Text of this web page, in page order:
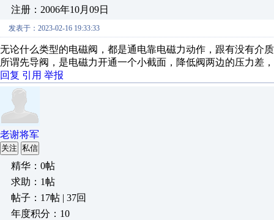
注册：2006年10月09日
发表于：2023-02-16 19:33:33
无论什么类型的电磁阀，都是通电靠电磁力动作，跟有没有介
所谓先导阀，是电磁力开通一个小截面，降低阀两边的压力差
回复 引用 举报
老谢将军
关注 私信
精华：0帖
求助：1帖
帖子：17帖 | 37回
年度积分：10